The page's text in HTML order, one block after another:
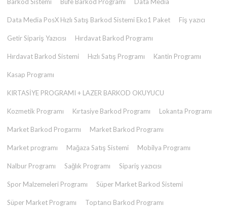
Data Media PosX Hızlı Satış Barkod Sistemi Eko1 Paket Fiş yazıcı
Getir Sipariş Yazıcısı Hırdavat Barkod Programı
Hırdavat Barkod Sistemi Hızlı Satış Programı Kantin Programı
Kasap Programı
KIRTASİYE PROGRAMI + LAZER BARKOD OKUYUCU
Kozmetik Programı Kırtasiye Barkod Programı Lokanta Programı
Market Barkod Progarmı Market Barkod Programı
Market programı Mağaza Satış Sistemi Mobilya Programı
Nalbur Programı Sağlık Programı Sipariş yazıcısı
Spor Malzemeleri Programı Süper Market Barkod Sistemi
Süper Market Programı Toptancı Barkod Programı